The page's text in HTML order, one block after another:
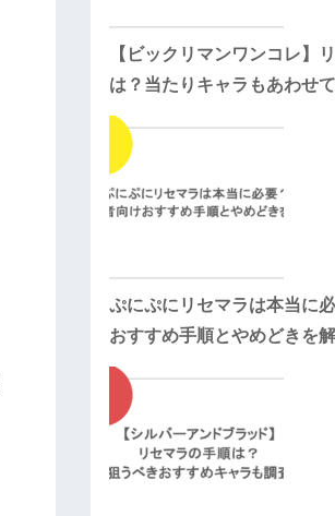
【ビックリマンワンコレ】
は？当たりキャラもあわせ
ぷにぷにリセマラは本当に
おすすめ手順とやめどきを